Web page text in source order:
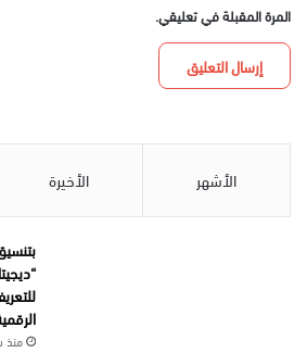
المرة المقبلة في تعليقي.
الأشهر الأخيرة
الرقمية
منذ